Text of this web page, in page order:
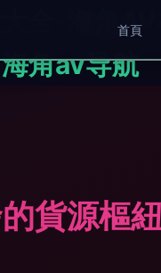
全-海角
角av导航
首頁
貨源樞